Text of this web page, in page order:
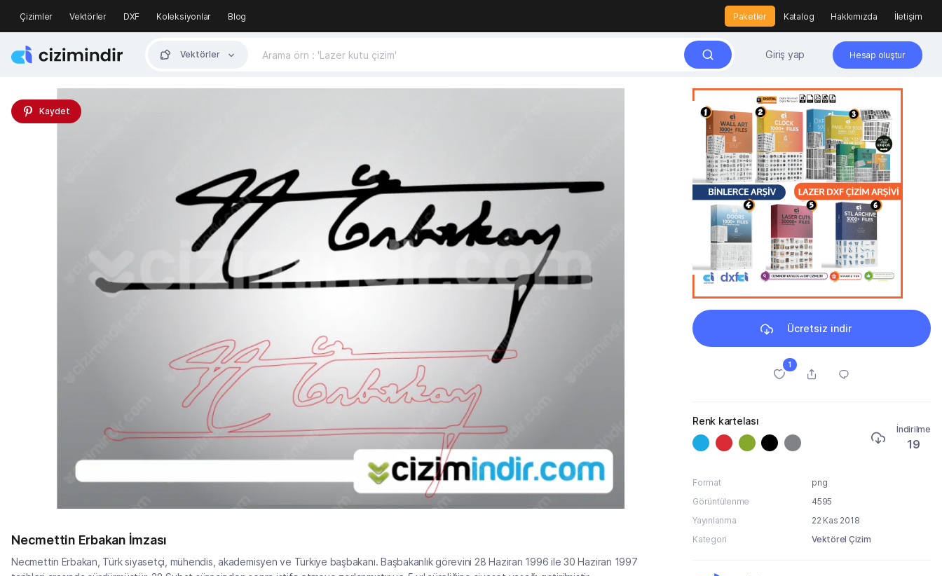
Çizimler Vektörler DXF Koleksiyonlar Blog Paketler Katalog Hakkımızda İletişim
Vektörler Giriş yap Hesap oluştur
Kaydet
Necmettin Erbakan İmzası
Necmettin Erbakan, Türk siyasetçi, mühendis, akademisyen ve Türkiye başbakanı. Başbakanlık görevini 28 Haziran 1996 ile 30 Haziran 1997
Ücretsiz indir
1
Renk kartelası
İndirilme
19
Format
png
Görüntülenme
4595
Yayınlanma
22 Kas 2018
Kategori
Vektörel Çizim